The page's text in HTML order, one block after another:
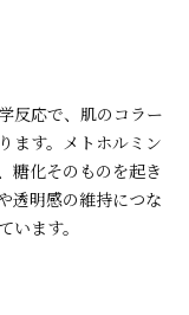
反応で、肌のコラー
ます。メトホルミン
糖化そのものを起き
透明感の維持につな
ます。